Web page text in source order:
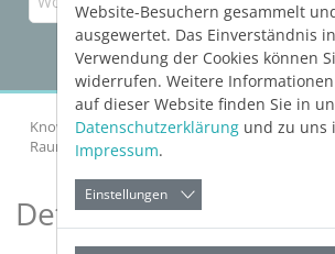
Knowledge Base Revit
Gebäude analysieren
Raumbuch
Details zu "Formeleditor"
Details zu
Website-Besuchern gesammelt
ausgewertet. Das Einverständnis
Verwendung der Cookies können
widerrufen. Weitere Informationen
auf dieser Website finden Sie in
Datenschutzerklärung und zu uns
Impressum.
Einstellungen